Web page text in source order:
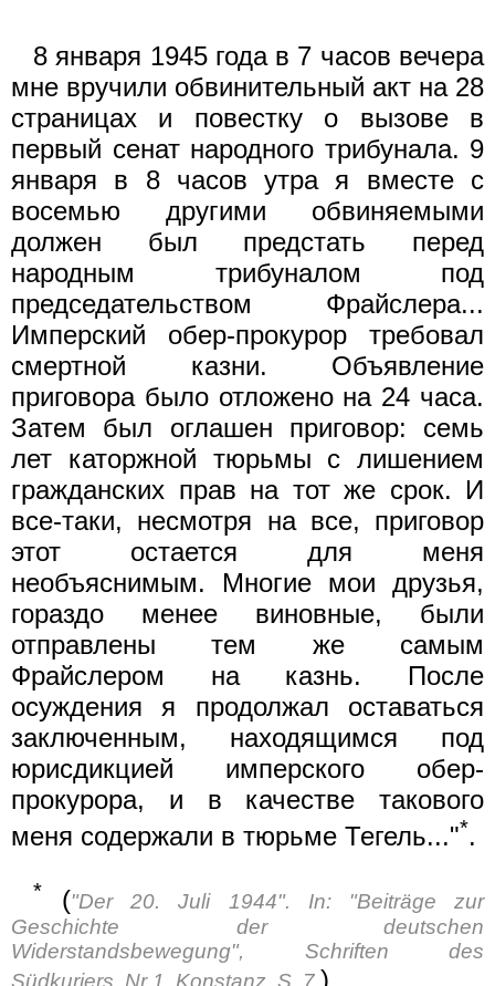
8 января 1945 года в 7 часов вечера
мне вручили обвинительный акт на 28
страницах и повестку о вызове в
первый сенат народного трибунала. 9
января в 8 часов утра я вместе с
восемью другими обвиняемыми
должен был предстать перед
народным трибуналом под
председательством Фрайслера...
Имперский обер-прокурор требовал
смертной казни. Объявление
приговора было отложено на 24 часа.
Затем был оглашен приговор: семь
лет каторжной тюрьмы с лишением
гражданских прав на тот же срок. И
все-таки, несмотря на все, приговор
этот остается для меня
необъяснимым. Многие мои друзья,
гораздо менее виновные, были
отправлены тем же самым
Фрайслером на казнь. После
осуждения я продолжал оставаться
заключенным, находящимся под
юрисдикцией имперского обер-
прокурора, и в качестве такового
меня содержали в тюрьме Тегель..."*.
* ("Der 20. Juli 1944". In: "Beiträge zur
Geschichte der deutschen
Widerstandsbewegung", Schriften des
Südkuriers, Nr 1, Konstanz, S. 7. )